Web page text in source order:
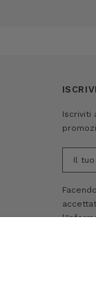
Iscriviti